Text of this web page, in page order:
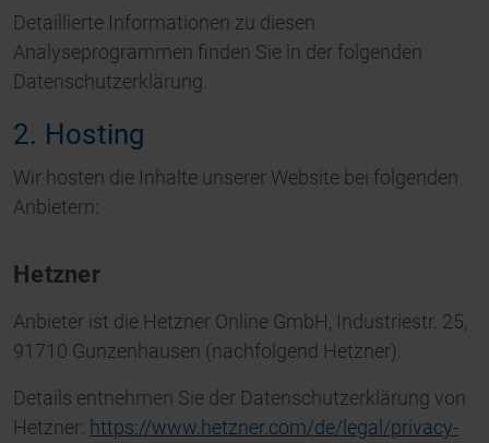
Detaillierte Informationen zu diesen
Analyseprogrammen finden Sie in der folgenden
Datenschutzerklärung.
2. Hosting
Wir hosten die Inhalte unserer Website bei folgenden
Anbietern:
Hetzner
Anbieter ist die Hetzner Online GmbH, Industriestr. 25,
91710 Gunzenhausen (nachfolgend Hetzner).
Details entnehmen Sie der Datenschutzerklärung von
Hetzner: https://www.hetzner.com/de/legal/privacy-